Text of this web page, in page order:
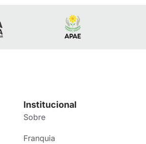
Institucional
Sobre
Franquia